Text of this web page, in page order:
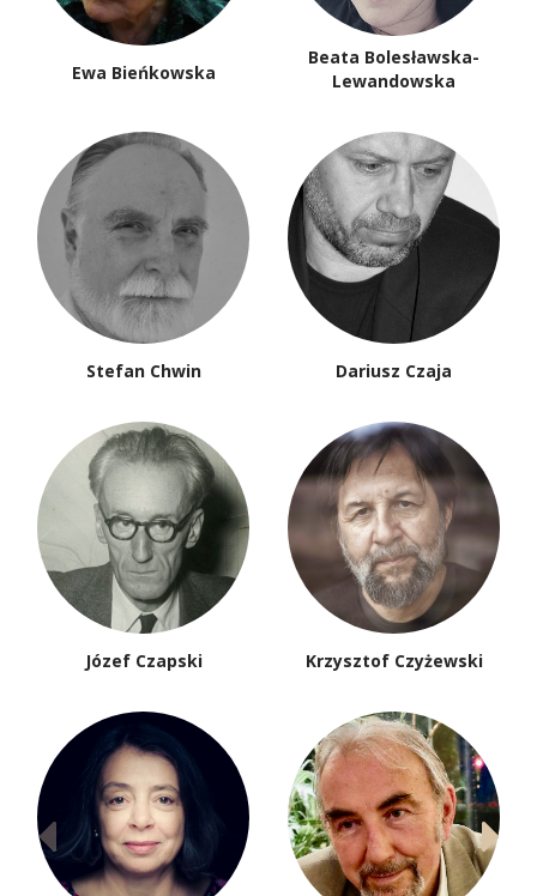
Ewa Bieńkowska
Beata Bolesławska-
Lewandowska
Stefan Chwin Dariusz Czaja
Józef Czapski Krzysztof Czyżewski